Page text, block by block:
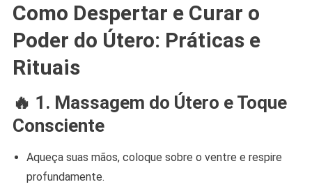
Como Despertar e Curar o
Poder do Útero: Práticas e
Rituais
🔥 1. Massagem do Útero e Toque
Consciente
Aqueça suas mãos, coloque sobre o ventre e respire
profundamente.